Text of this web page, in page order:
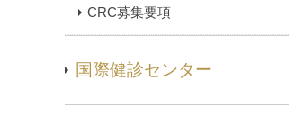
CRC募集要項
国際健診センター